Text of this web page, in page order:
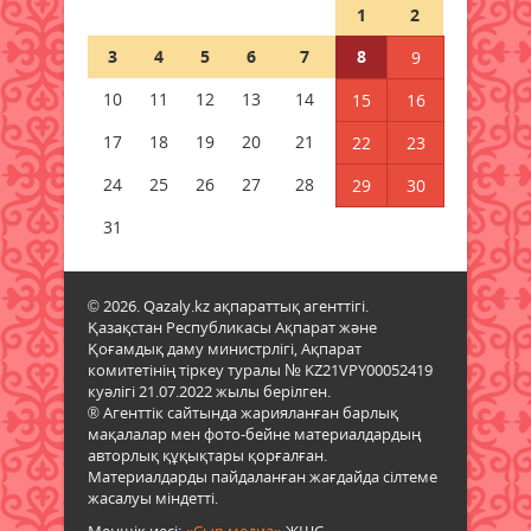
Тағылымға толы сыр-сұхбат
Мерейі үстем мәдени мекен
Шырайы артқан шағын қала
Ел игілігі жолындағы еңбек
бағаланып, құрылысшыларға
құрмет көрсетілді
07 тамыз 2026 ж. 25
1
2
3
4 5 6 7 8
9
10
11 12 13 14 15
16
17
18 19 20 21 22
23
24
25 26 27 28 29
30
31
© 2026. Qazaly.kz ақпараттық агенттігі.
Қазақстан Республикасы Ақпарат және
Қоғамдық даму министрлігі, Ақпарат
комитетінің тіркеу туралы № KZ21VPY00052419
куәлігі 21.07.2022 жылы берілген.
® Агенттік сайтында жарияланған барлық
мақалалар мен фото-бейне материалдардың
авторлық құқықтары қорғалған.
Материалдарды пайдаланған жағдайда сілтеме
жасалуы міндетті.